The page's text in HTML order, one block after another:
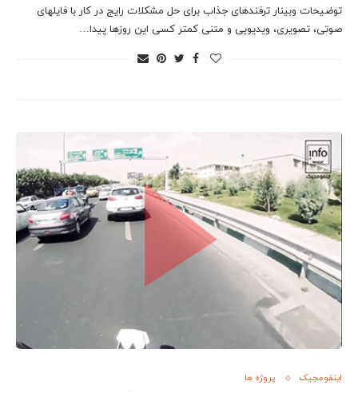
توضیحات وبینار ترفندهای جذاب برای حل مشکلات رایج در کار با فایلهای
صوتی، تصویری، ویدیویی و متنی کمتر کسی این روزها پیدا…
اینفومجیک پروژه ها